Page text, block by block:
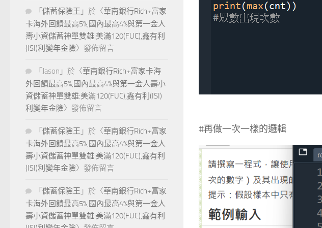
#再做一次一樣的邏輯
「 儲蓄保險王 」於〈華南銀行Rich+富家
卡海外回饋最高5%,國內最高4%與第一金人
壽小資儲蓄神單雙雄:美滿120(FUC),鑫有利
(ISI)利變年金險〉發佈留言
「 Jason 」於〈華南銀行Rich+富家卡海
外回饋最高5%,國內最高4%與第一金人壽小
資儲蓄神單雙雄:美滿120(FUC),鑫有利(ISI)
利變年金險〉發佈留言
「 儲蓄保險王 」於〈華南銀行Rich+富家
卡海外回饋最高5%,國內最高4%與第一金人
壽小資儲蓄神單雙雄:美滿120(FUC),鑫有利
(ISI)利變年金險〉發佈留言
「 儲蓄保險王 」於〈華南銀行Rich+富家
卡海外回饋最高5%,國內最高4%與第一金人
壽小資儲蓄神單雙雄:美滿120(FUC),鑫有利